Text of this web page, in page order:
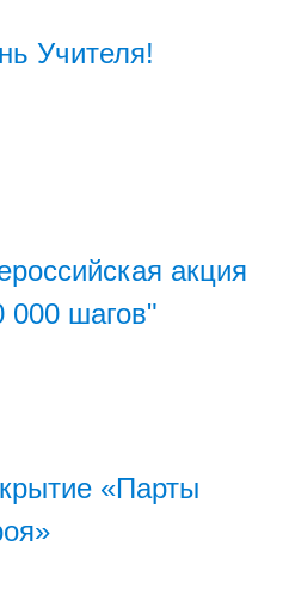
Учителя!
акция
000 шагов"
«Парты